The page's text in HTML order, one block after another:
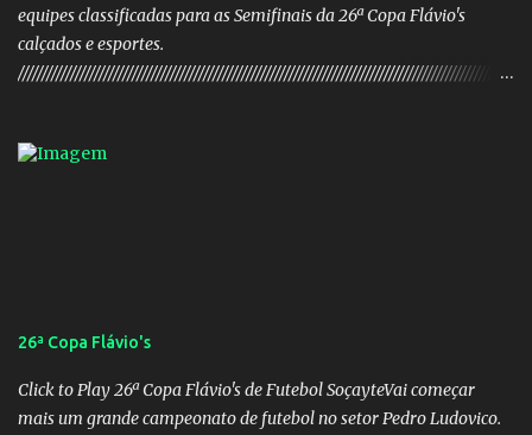
equipes classificadas para as Semifinais da 26ª Copa Flávio's
calçados e esportes.
////////////////////////////////////////////////////////////////////////////////////////////////////////
dos Santos Veículo: Rádio 730 TESOUREIRO Nome: Cleison
Castro Lino Veículo: TV Anhanguera Membro 03: Nome: Adolfo
Campos Filho Veículo: Rádio Difusora SUPLENTES: Membro 01:
Nome: Victor Hugo de Araújo Veículo: Equipe do Mané Membro
02: Nome: Custódio Ricardo soares Teixeira Veículo: Rádio ...
26ª Copa Flávio's
Click to Play 26ª Copa Flávio's de Futebol SoçayteVai começar
mais um grande campeonato de futebol no setor Pedro Ludovico.